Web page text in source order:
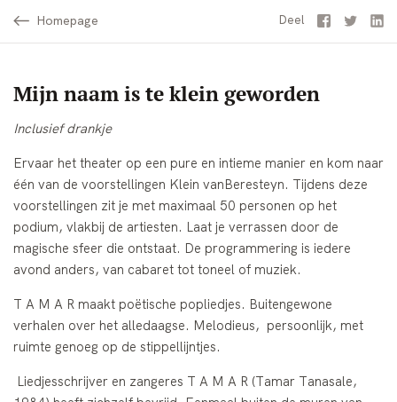
Homepage Deel Facebook
Twitter
Mijn naam is te klein geworden
Inclusief drankje
Ervaar het theater op een pure en intieme manier en kom naar
één van de voorstellingen Klein vanBeresteyn. Tijdens deze
voorstellingen zit je met maximaal 50 personen op het
podium, vlakbij de artiesten. Laat je verrassen door de
magische sfeer die ontstaat. De programmering is iedere
avond anders, van cabaret tot toneel of muziek.
T A M A R maakt poëtische popliedjes. Buitengewone
verhalen over het alledaagse. Melodieus, persoonlijk, met
ruimte genoeg op de stippellijntjes.
Liedjesschrijver en zangeres T A M A R (Tamar Tanasale,